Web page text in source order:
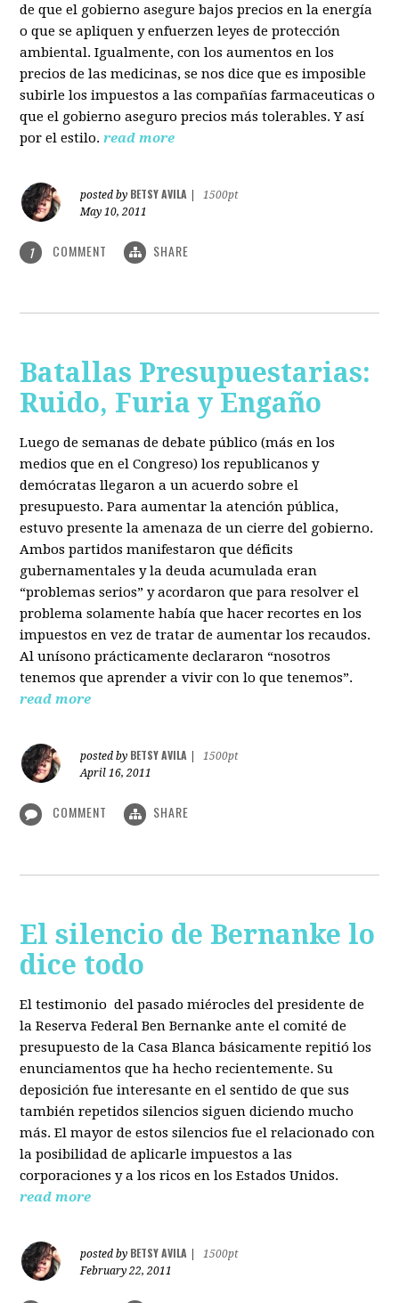
de que el gobierno asegure bajos precios en la energía
o que se apliquen y enfuerzen leyes de protección
ambiental. Igualmente, con los aumentos en los
precios de las medicinas, se nos dice que es imposible
subirle los impuestos a las compañías farmaceuticas o
que el gobierno aseguro precios más tolerables. Y así
por el estilo. read more
posted by BETSY AVILA
1500pt
May 10, 2011
1 COMMENT SHARE
Batallas Presupuestarias:
Ruido, Furia y Engaño
Luego de semanas de debate público (más en los
medios que en el Congreso) los republicanos y
demócratas llegaron a un acuerdo sobre el
presupuesto. Para aumentar la atención pública,
estuvo presente la amenaza de un cierre del gobierno.
Ambos partidos manifestaron que déficits
gubernamentales y la deuda acumulada eran
“problemas serios” y acordaron que para resolver el
problema solamente había que hacer recortes en los
impuestos en vez de tratar de aumentar los recaudos.
Al unísono prácticamente declararon “nosotros
tenemos que aprender a vivir con lo que tenemos”.
read more
posted by BETSY AVILA
1500pt
April 16, 2011
COMMENT SHARE
El silencio de Bernanke lo
dice todo
El testimonio del pasado miérocles del presidente de
la Reserva Federal Ben Bernanke ante el comité de
presupuesto de la Casa Blanca básicamente repitió los
enunciamentos que ha hecho recientemente. Su
deposición fue interesante en el sentido de que sus
también repetidos silencios siguen diciendo mucho
más. El mayor de estos silencios fue el relacionado con
la posibilidad de aplicarle impuestos a las
corporaciones y a los ricos en los Estados Unidos.
read more
posted by BETSY AVILA
1500pt
February 22, 2011